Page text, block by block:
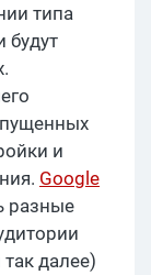
типа
будут
и
Google
разные
далее)